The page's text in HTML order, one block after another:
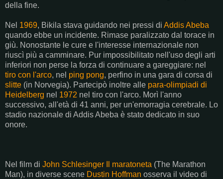
della fine.
Nel 1969, Bikila stava guidando nei pressi di Addis Abeba
quando ebbe un incidente. Rimase paralizzato dal torace in
giù. Nonostante le cure e l'interesse internazionale non
riuscì più a camminare. Pur impossibilitato nell'uso degli arti
inferiori non perse la forza di continuare a gareggiare: nel
tiro con l'arco, nel ping pong, perfino in una gara di corsa di
slitte (in Norvegia). Partecipò inoltre alle para-olimpiadi di
Heidelberg nel 1972 nel tiro con l'arco. Morì l'anno
successivo, all'età di 41 anni, per un'emorragia cerebrale. Lo
stadio nazionale di Addis Abeba è stato dedicato in suo
onore.
Nel film di John Schlesinger Il maratoneta (The Marathon
Man), in diverse scene Dustin Hoffman osserva il video di